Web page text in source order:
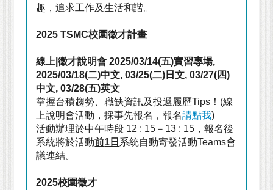
趣，追求工作及生活和諧。
2025 TSMC校園徵才計畫
線上 |徵才說明會 2025/03/14(五)實習專場,
2025/03/18(二)中文, 03/25(二) 日文, 03/27(四)
中文, 03/28(五)英文
掌握台積趨勢、職缺資訊及投遞履歷Tips ！ (線
上說明會活動，採事先報名，報名請點我)
活動辦理於中午時段 12 : 15 － 13 : 15 ，報名後
系統將於活動前1 日 系統自動寄發活動Teams會
議連結。
2025校園徵才